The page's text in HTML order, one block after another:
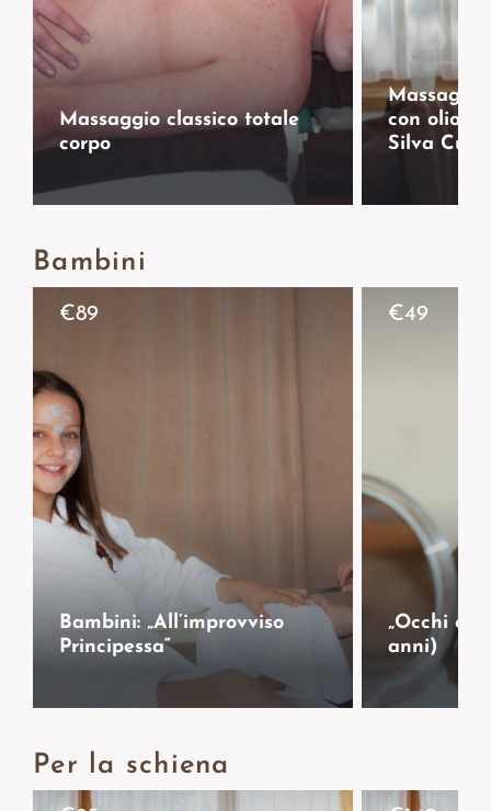
Massaggio classico totale
corpo
con olio al
Silva Cura
Bambini
€89
Bambini: „All’improvviso
Principessa“
€49
„Occhi
anni)
Per la schiena